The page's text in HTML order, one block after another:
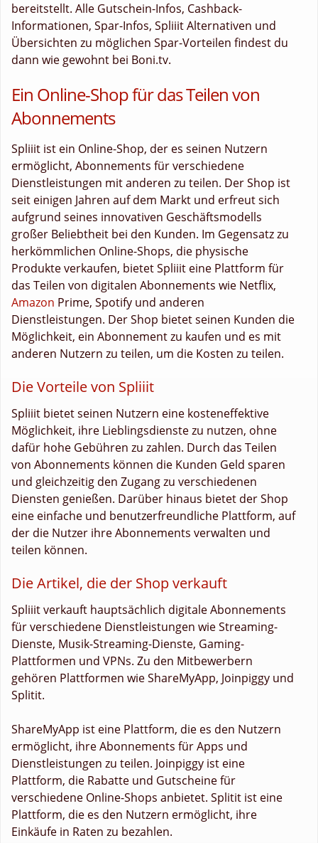
bereitstellt. Alle Gutschein-Infos, Cashback-
Informationen, Spar-Infos, Spliiit Alternativen und
Übersichten zu möglichen Spar-Vorteilen findest du
dann wie gewohnt bei Boni.tv.
Ein Online-Shop für das Teilen von
Abonnements
Spliiit ist ein Online-Shop, der es seinen Nutzern
ermöglicht, Abonnements für verschiedene
Dienstleistungen mit anderen zu teilen. Der Shop ist
seit einigen Jahren auf dem Markt und erfreut sich
aufgrund seines innovativen Geschäftsmodells
großer Beliebtheit bei den Kunden. Im Gegensatz zu
herkömmlichen Online-Shops, die physische
Produkte verkaufen, bietet Spliiit eine Plattform für
das Teilen von digitalen Abonnements wie Netflix,
Amazon Prime, Spotify und anderen
Dienstleistungen. Der Shop bietet seinen Kunden die
Möglichkeit, ein Abonnement zu kaufen und es mit
anderen Nutzern zu teilen, um die Kosten zu teilen.
Die Vorteile von Spliiit
Spliiit bietet seinen Nutzern eine kosteneffektive
Möglichkeit, ihre Lieblingsdienste zu nutzen, ohne
dafür hohe Gebühren zu zahlen. Durch das Teilen
von Abonnements können die Kunden Geld sparen
und gleichzeitig den Zugang zu verschiedenen
Diensten genießen. Darüber hinaus bietet der Shop
eine einfache und benutzerfreundliche Plattform, auf
der die Nutzer ihre Abonnements verwalten und
teilen können.
Die Artikel, die der Shop verkauft
Spliiit verkauft hauptsächlich digitale Abonnements
für verschiedene Dienstleistungen wie Streaming-
Dienste, Musik-Streaming-Dienste, Gaming-
Plattformen und VPNs. Zu den Mitbewerbern
gehören Plattformen wie ShareMyApp, Joinpiggy und
Splitit.
ShareMyApp ist eine Plattform, die es den Nutzern
ermöglicht, ihre Abonnements für Apps und
Dienstleistungen zu teilen. Joinpiggy ist eine
Plattform, die Rabatte und Gutscheine für
verschiedene Online-Shops anbietet. Splitit ist eine
Plattform, die es den Nutzern ermöglicht, ihre
Einkäufe in Raten zu bezahlen.